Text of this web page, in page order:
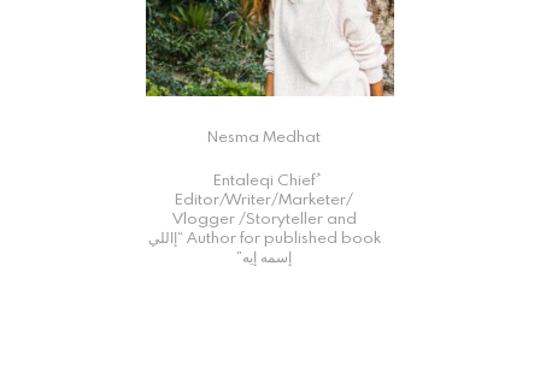
Nesma Medhat
ُEntaleqi Chief
Editor/Writer/Marketer/
Vlogger /Storyteller and
Author for published book “إاللي
إسمه إيه”